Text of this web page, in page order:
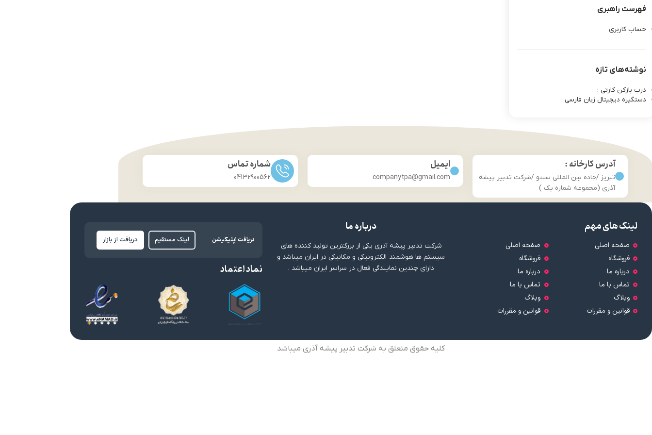
فهرست راهبری
حساب کاربری
نوشته‌های تازه
درب بازکن کارتی :
دستگیره دیجیتال زبان فارسی :
آدرس کارخانه :
تبریز /جاده بین المللی سنتو /شرکت تدبیر پیشه
آذری (مجموعه شماره یک )
ایمیل
companytpa@gmail.com
شماره تماس
04132900562
لینک های مهم
صفحه اصلی
فروشگاه
درباره ما
تماس با ما
وبلاگ
قوانین و مقررات
صفحه اصلی
فروشگاه
درباره ما
تماس با ما
وبلاگ
قوانین و مقررات
درباره ما
شرکت تدبیر پیشه آذری یکی از بزرگترین تولید کننده های
سیستم ها هوشمند الکترونیکی و مکانیکی در ایران میباشد و
دارای چندین نمایندگی فعال در سراسر ایران میباشد .
دریافت اپلیکیشن لینک مستقیم دریافت از بازار
نماد اعتماد
کلیه حقوق متعلق به شرکت تدبیر پیشه آذری میباشد